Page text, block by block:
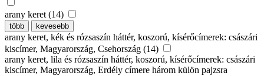
arany keret (14)
több kevesebb
arany keret, kék és rózsaszín háttér, koszorú, kísérőcímerek: császári
kiscímer, Magyarország, Csehország (14)
arany keret, lila és rózsaszín háttér, koszorú, kísérőcímerek: császári
kiscímer, Magyarország, Erdély címere három külön pajzsra